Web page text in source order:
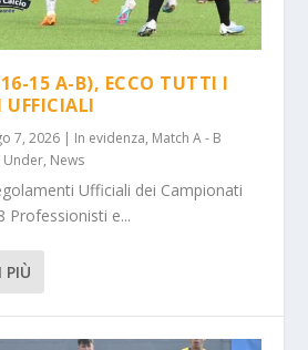
15 A-B), ECCO TUTTI I
UFFICIALI
7, 2026 | In evidenza, Match A - B
Under, News
Ufficiali dei Campionati
Professionisti e...
PIÙ